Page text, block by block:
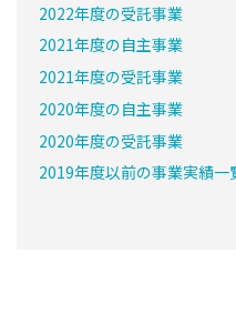
2022年度の受託事業
2021年度の自主事業
2021年度の受託事業
2020年度の自主事業
2020年度の受託事業
2019年度以前の事業実績一